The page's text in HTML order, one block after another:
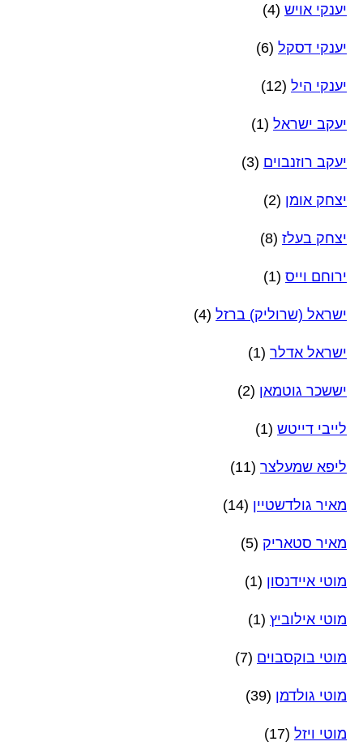
יענקי אויש (4)
יענקי דסקל (6)
יענקי היל (12)
יעקב ישראל (1)
יעקב רוזנבוים (3)
יצחק אומן (2)
יצחק בעלז (8)
ירוחם וייס (1)
ישראל (שרוליק) ברזל (4)
ישראל אדלר (1)
יששכר גוטמאן (2)
לייבי דייטש (1)
ליפא שמעלצר (11)
מאיר גולדשטיין (14)
מאיר סטאריק (5)
מוטי איידנסון (1)
מוטי אילוביץ (1)
מוטי בוקסבוים (7)
מוטי גולדמן (39)
מוטי ויזל (17)